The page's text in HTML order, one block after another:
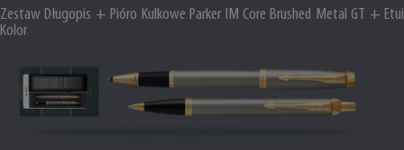
Zestaw Długopis + Pióro Kulkowe Parker IM Core Brushed Metal GT + Etui
Kolor